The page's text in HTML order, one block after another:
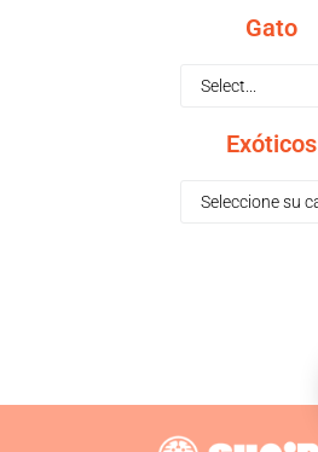
Gato
Exóticos